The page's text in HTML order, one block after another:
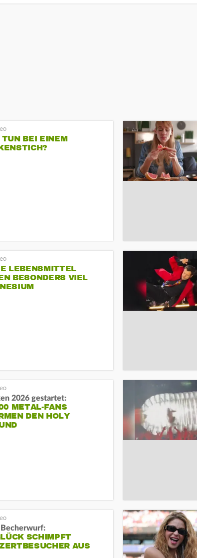
TUN BEI EINEM
LEBENSMITTEL
BESONDERS VIEL
2026 gestartet:
METAL-FANS
DEN HOLY
Becherwurf:
SCHIMPFT
AUS